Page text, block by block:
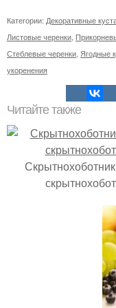
Категории: Декоративные
Листовые черенки
Стеблевые черенки Ягодные
укоренения
Читайте также